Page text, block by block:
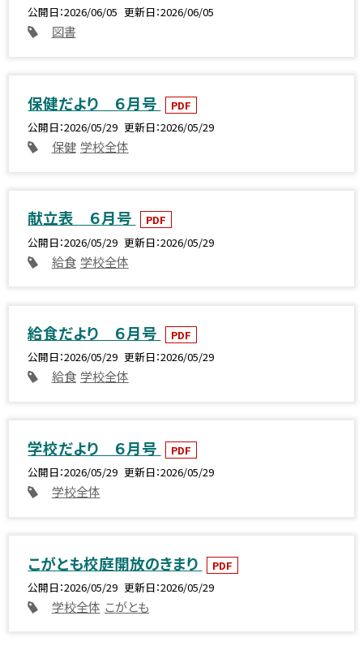
公開日 2026/06/05 更新日 2026/06/05
図書
保健だより ６月号
PDF
公開日 2026/05/29 更新日 2026/05/29
保健 学校全体
献立表 ６月号
PDF
公開日 2026/05/29 更新日 2026/05/29
給食 学校全体
給食だより ６月号
PDF
公開日 2026/05/29 更新日 2026/05/29
給食 学校全体
学校だより ６月号
PDF
公開日 2026/05/29 更新日 2026/05/29
学校全体
こがとも校庭開放のきまり
PDF
公開日 2026/05/29 更新日 2026/05/29
学校全体 こがとも